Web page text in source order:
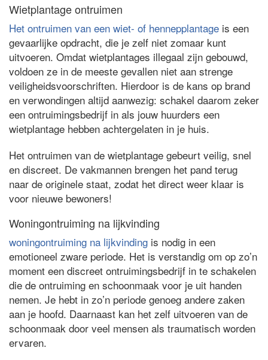
Wietplantage ontruimen
Het ontruimen van een wiet- of hennepplantage is een
gevaarlijke opdracht, die je zelf niet zomaar kunt
uitvoeren. Omdat wietplantages illegaal zijn gebouwd,
voldoen ze in de meeste gevallen niet aan strenge
veiligheidsvoorschriften. Hierdoor is de kans op brand
en verwondingen altijd aanwezig: schakel daarom zeker
een ontruimingsbedrijf in als jouw huurders een
wietplantage hebben achtergelaten in je huis.
Het ontruimen van de wietplantage gebeurt veilig, snel
en discreet. De vakmannen brengen het pand terug
naar de originele staat, zodat het direct weer klaar is
voor nieuwe bewoners!
Woningontruiming na lijkvinding
woningontruiming na lijkvinding is nodig in een
emotioneel zware periode. Het is verstandig om op zo’n
moment een discreet ontruimingsbedrijf in te schakelen
die de ontruiming en schoonmaak voor je uit handen
nemen. Je hebt in zo’n periode genoeg andere zaken
aan je hoofd. Daarnaast kan het zelf uitvoeren van de
schoonmaak door veel mensen als traumatisch worden
ervaren.